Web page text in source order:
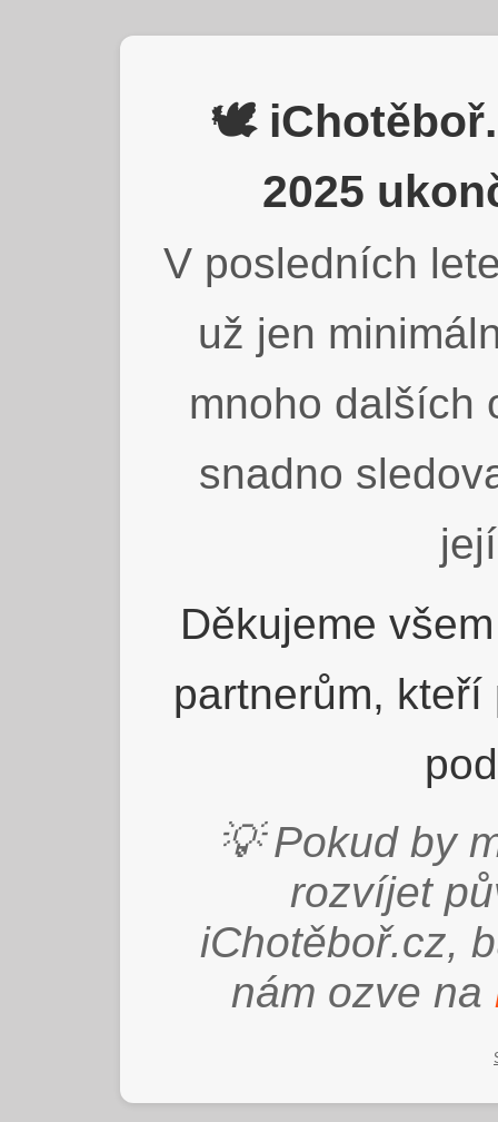
🕊️
2025
V posledních
už jen
mnoho dalších
snadno
Děkujeme
partnerům,
💡 Pokud by
rozvíjet
iChotěboř.cz,
nám ozve na